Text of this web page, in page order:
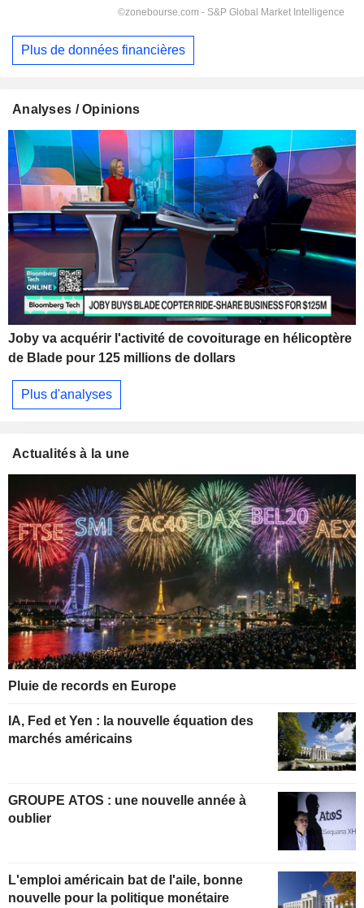
Plus de données financières
Analyses / Opinions
Joby va acquérir l'activité de covoiturage en hélicoptère
de Blade pour 125 millions de dollars
Plus d'analyses
Actualités à la une
Pluie de records en Europe
IA, Fed et Yen : la nouvelle équation des
marchés américains
GROUPE ATOS : une nouvelle année à
oublier
L'emploi américain bat de l'aile, bonne
nouvelle pour la politique monétaire